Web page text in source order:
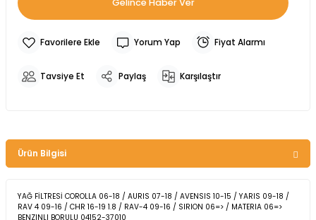
Gelince Haber Ver
Yorum Yap Fiyat Alarmı
Tavsiye Et Paylaş Karşılaştır
Ürün Bilgisi
YAĞ FİLTRESİ COROLLA 06-18 / AURIS 07-18 / AVENSIS 10-15 / YARIS 09-18 /
RAV 4 09-16 / CHR 16-19 1.8 / RAV-4 09-16 / SIRION 06=> / MATERIA 06=>
BENZINLI BORULU 04152-37010